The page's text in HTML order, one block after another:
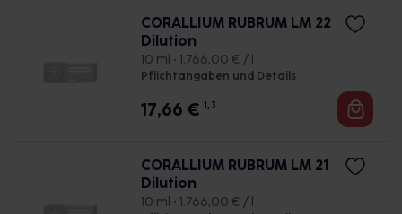
CORALLIUM RUBRUM LM 22
Dilution
10 ml • 1.766,00 € / l
Pflichtangaben und Details
17,66 € 1, 3
CORALLIUM RUBRUM LM 21
Dilution
10 ml • 1.766,00 € / l